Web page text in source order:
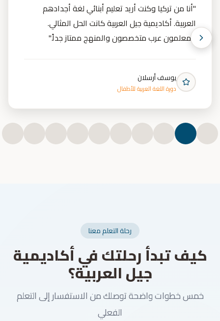
"أنا من تركيا وكنت أريد تعليم أبنائي لغة أجدادهم
العربية. أكاديمية جيل العربية كانت الحل المثالي.
المعلمون عرب متخصصون والمنهج ممتاز جداً."
يوسف أرسلان
دورة اللغة العربية للأطفال
رحلة التعلم معنا
كيف تبدأ رحلتك في أكاديمية
جيل العربية؟
خمس خطوات واضحة توصلك من الاستفسار إلى التعلم
الفعلي